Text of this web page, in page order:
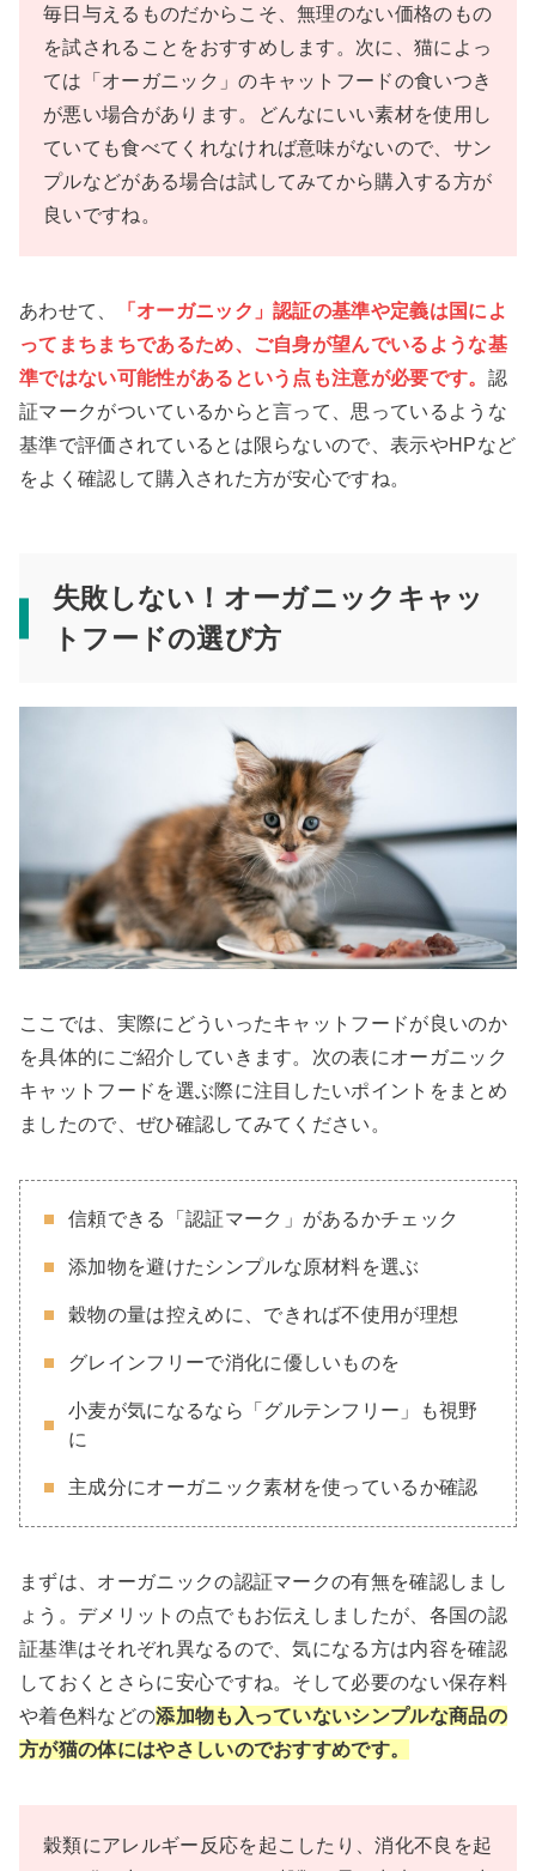
毎日与えるものだからこそ、無理のない価格のもの
を試されることをおすすめします。次に、猫によっ
ては「オーガニック」のキャットフードの食いつき
が悪い場合があります。どんなにいい素材を使用し
ていても食べてくれなければ意味がないので、サン
プルなどがある場合は試してみてから購入する方が
良いですね。
あわせて、
「オーガニック」認証の基準や定義は国によ
ってまちまちであるため、ご自身が望んでいるような基
準ではない可能性があるという点も注意が必要です。 認
証マークがついているからと言って、思っているような
基準で評価されているとは限らないので、表示やHPなど
をよく確認して購入された方が安心ですね。
失敗しない！オーガニックキャッ
トフードの選び方
ここでは、実際にどういったキャットフードが良いのか
を具体的にご紹介していきます。次の表にオーガニック
キャットフードを選ぶ際に注目したいポイントをまとめ
ましたので、ぜひ確認してみてください。
信頼できる「認証マーク」があるかチェック
添加物を避けたシンプルな原材料を選ぶ
穀物の量は控えめに、できれば不使用が理想
グレインフリーで消化に優しいものを
小麦が気になるなら「グルテンフリー」も視野
に
主成分にオーガニック素材を使っているか確認
まずは、オーガニックの認証マークの有無を確認しまし
ょう。デメリットの点でもお伝えしましたが、各国の認
証基準はそれぞれ異なるので、気になる方は内容を確認
しておくとさらに安心ですね。そして必要のない保存料
や着色料などの添加物も入っていないシンプルな商品の
方が猫の体にはやさしいのでおすすめです。
穀類にアレルギー反応を起こしたり、消化不良を起